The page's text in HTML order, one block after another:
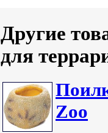
Другие
для
Zoo